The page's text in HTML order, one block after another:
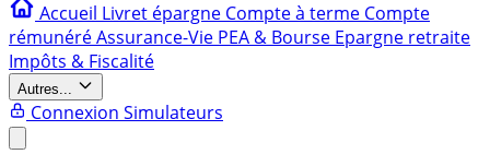
Accueil Livret épargne Compte à terme Compte
rémunéréAssurance-Vie PEA & Bourse Epargne retraite
Impôts & Fiscalité
Autres...
Connexion Simulateurs